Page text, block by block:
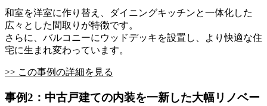
和室を洋室に作り替え、ダイニングキッチンと一体化した
広々とした間取りが特徴です。
さらに、バルコニーにウッドデッキを設置し、より快適な住
宅に生まれ変わっています。
>> この事例の詳細を見る
事例2：中古戸建ての内装を一新した大幅リノベー